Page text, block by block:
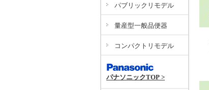
パブリックリモデル
量産型一般品便器
コンパクトリモデル
パナソニックTOP >